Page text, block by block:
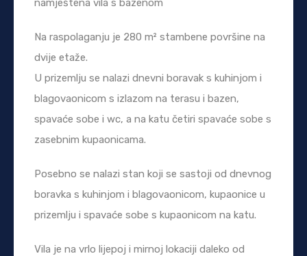
namještena vila s bazenom
Na raspolaganju je 280 m² stambene površine na
dvije etaže.
U prizemlju se nalazi dnevni boravak s kuhinjom i
blagovaonicom s izlazom na terasu i bazen,
spavaće sobe i wc, a na katu četiri spavaće sobe s
zasebnim kupaonicama.
Posebno se nalazi stan koji se sastoji od dnevnog
boravka s kuhinjom i blagovaonicom, kupaonice u
prizemlju i spavaće sobe s kupaonicom na katu.
Vila je na vrlo lijepoj i mirnoj lokaciji daleko od